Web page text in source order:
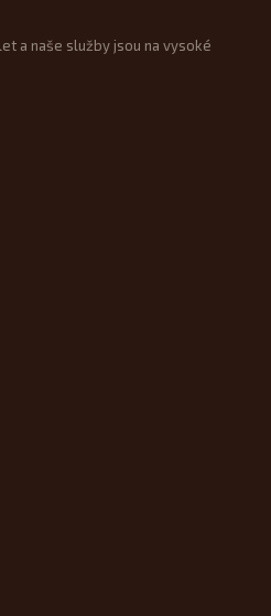
a naše služby jsou na vysoké